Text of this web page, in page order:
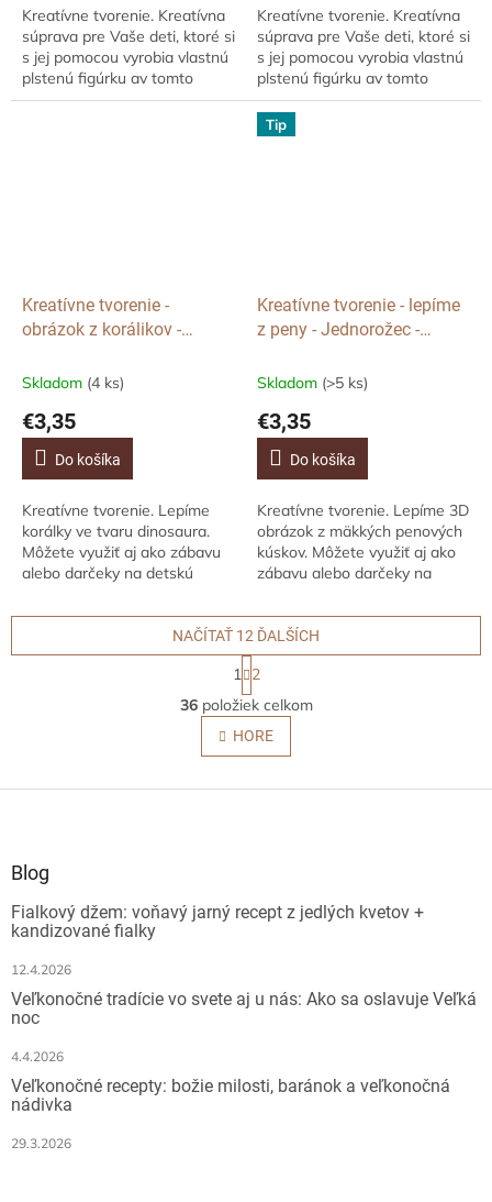
Kreatívne tvorenie. Kreatívna
súprava pre Vaše deti, ktoré si
s jej pomocou vyrobia vlastnú
plstenú figúrku av tomto
prípade ide o francúzskeho
Kreatívne tvorenie. Kreatívna
súprava pre Vaše deti, ktoré si
s jej pomocou vyrobia vlastnú
plstenú figúrku av tomto
prípade ide o roztomilého
vianočného sobíka. Môžete
využiť...
Kreatívne tvorenie -
obrázok z korálikov -
Skladom (4 ks)
€3,35
Do košíka
Kreatívne tvorenie. Lepíme
korálky ve tvaru dinosaura.
Môžete využiť aj ako zábavu
alebo darčeky na detskú
obsahuje:- základný obrázok
Tip
Kreatívne tvorenie - lepíme
z peny - Jednorožec -
Skladom (>5 ks)
€3,35
Do košíka
Kreatívne tvorenie. Lepíme 3D
obrázok z mäkkých penových
kúskov. Môžete využiť aj ako
zábavu alebo darčeky na
súprava obsahuje:- základný
obrázok-...
O
v
l
á
r
v
v
ý
u
NAČÍTAŤ 12 ĎALŠÍCH
S
t
r
á
n
k
v
1 2
36položiek celkom
HORE
Blog
Fialkový džem: voňavý jarný recept z jedlých kvetov +
kandizované fialky
12.4.2026
Veľkonočné tradície vo svete aj u nás: Ako sa oslavuje Veľká
noc
4.4.2026
Veľkonočné recepty: božie milosti, baránok a veľkonočná
nádivka
29.3.2026